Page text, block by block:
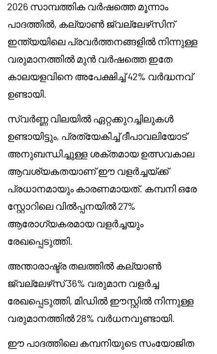
2026 സാമ്പത്തിക വർഷത്തെ മൂന്നാം
പാദത്തിൽ, കല്യാൺ ജ്വല്ലേഴ്‌സിന്
ഇന്ത്യയിലെ പ്രവർത്തനങ്ങളിൽ നിന്നുള്ള
വരുമാനത്തിൽ മുൻ വർഷത്തെ ഇതേ
കാലയളവിനെ അപേക്ഷിച്ച് 42% വർദ്ധനവ്
ഉണ്ടായി.
സ്വർണ്ണ വിലയിൽ ഏറ്റക്കുറച്ചിലുകൾ
ഉണ്ടായിട്ടും, പ്രത്യേകിച്ച് ദീപാവലിയോട്
അനുബന്ധിച്ചുള്ള ശക്തമായ ഉത്സവകാല
ആവശ്യകതയാണ് ഈ വളർച്ചയ്ക്ക്
പ്രധാനമായും കാരണമായത്. കമ്പനി ഒരേ
സ്റ്റോറിലെ വിൽപ്പനയിൽ 27%
ആരോഗ്യകരമായ വളർച്ചയും
രേഖപ്പെടുത്തി.
അന്താരാഷ്ട്ര തലത്തിൽ കല്യാൺ
ജ്വല്ലേഴ്‌സ് 36% വരുമാന വളർച്ച
രേഖപ്പെടുത്തി, മിഡിൽ ഈസ്റ്റിൽ നിന്നുള്ള
വരുമാനത്തിൽ 28% വർധനവുണ്ടായി.
ഈ പാദത്തിലെ കമ്പനിയുടെ സംയോജിത